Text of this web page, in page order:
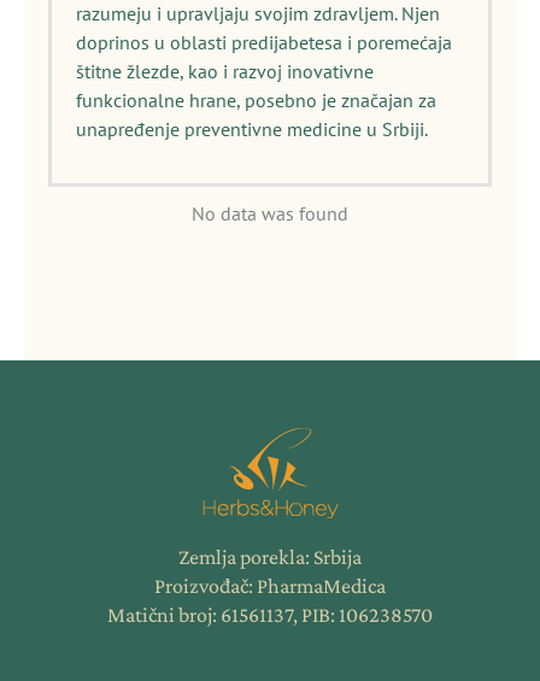
razumeju i upravljaju svojim zdravljem. Njen
doprinos u oblasti predijabetesa i poremećaja
štitne žlezde, kao i razvoj inovativne
funkcionalne hrane, posebno je značajan za
unapređenje preventivne medicine u Srbiji.
No data was found
Zemlja porekla: Srbija
Proizvođač: PharmaMedica
Matični broj: 61561137, PIB: 106238570